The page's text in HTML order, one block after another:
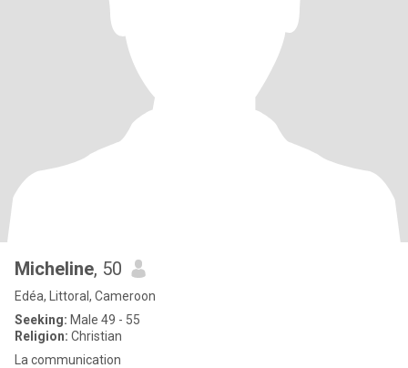
Micheline, 50
Edéa, Littoral, Cameroon
Seeking: Male 49 - 55
Religion: Christian
La communication